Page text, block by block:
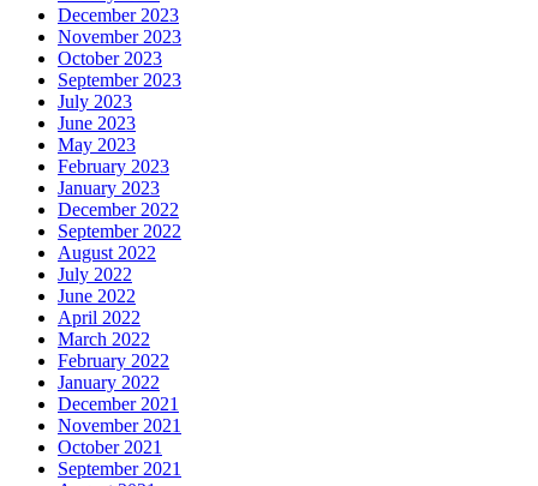
December 2023
November 2023
October 2023
September 2023
July 2023
June 2023
May 2023
February 2023
January 2023
December 2022
September 2022
August 2022
July 2022
June 2022
April 2022
March 2022
February 2022
January 2022
December 2021
November 2021
October 2021
September 2021